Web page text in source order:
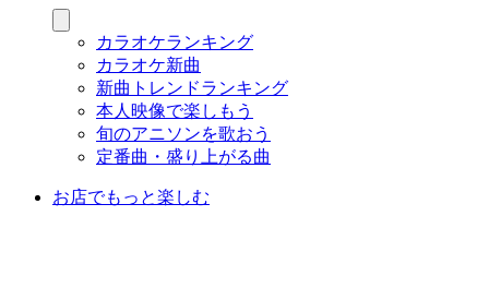
カラオケランキング
カラオケ新曲
新曲トレンドランキング
本人映像で楽しもう
旬のアニソンを歌おう
定番曲・盛り上がる曲
お店でもっと楽しむ